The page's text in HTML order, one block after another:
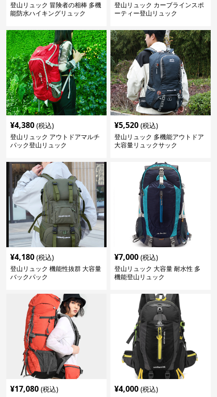
登山リュック 冒険者の相棒 多機
能防水ハイキングリュック
登山リュック カーブラインスポ
ーティー登山リュック
¥4,380 (税込)
登山リュック アウトドアマルチ
パック登山リュック
¥5,520 (税込)
登山リュック 多機能アウトドア
大容量リュックサック
¥4,180 (税込)
登山リュック 機能性抜群 大容量
バックパック
¥7,000 (税込)
登山リュック 大容量 耐水性 多
機能登山リュック
¥17,080 (税込) ¥4,000 (税込)